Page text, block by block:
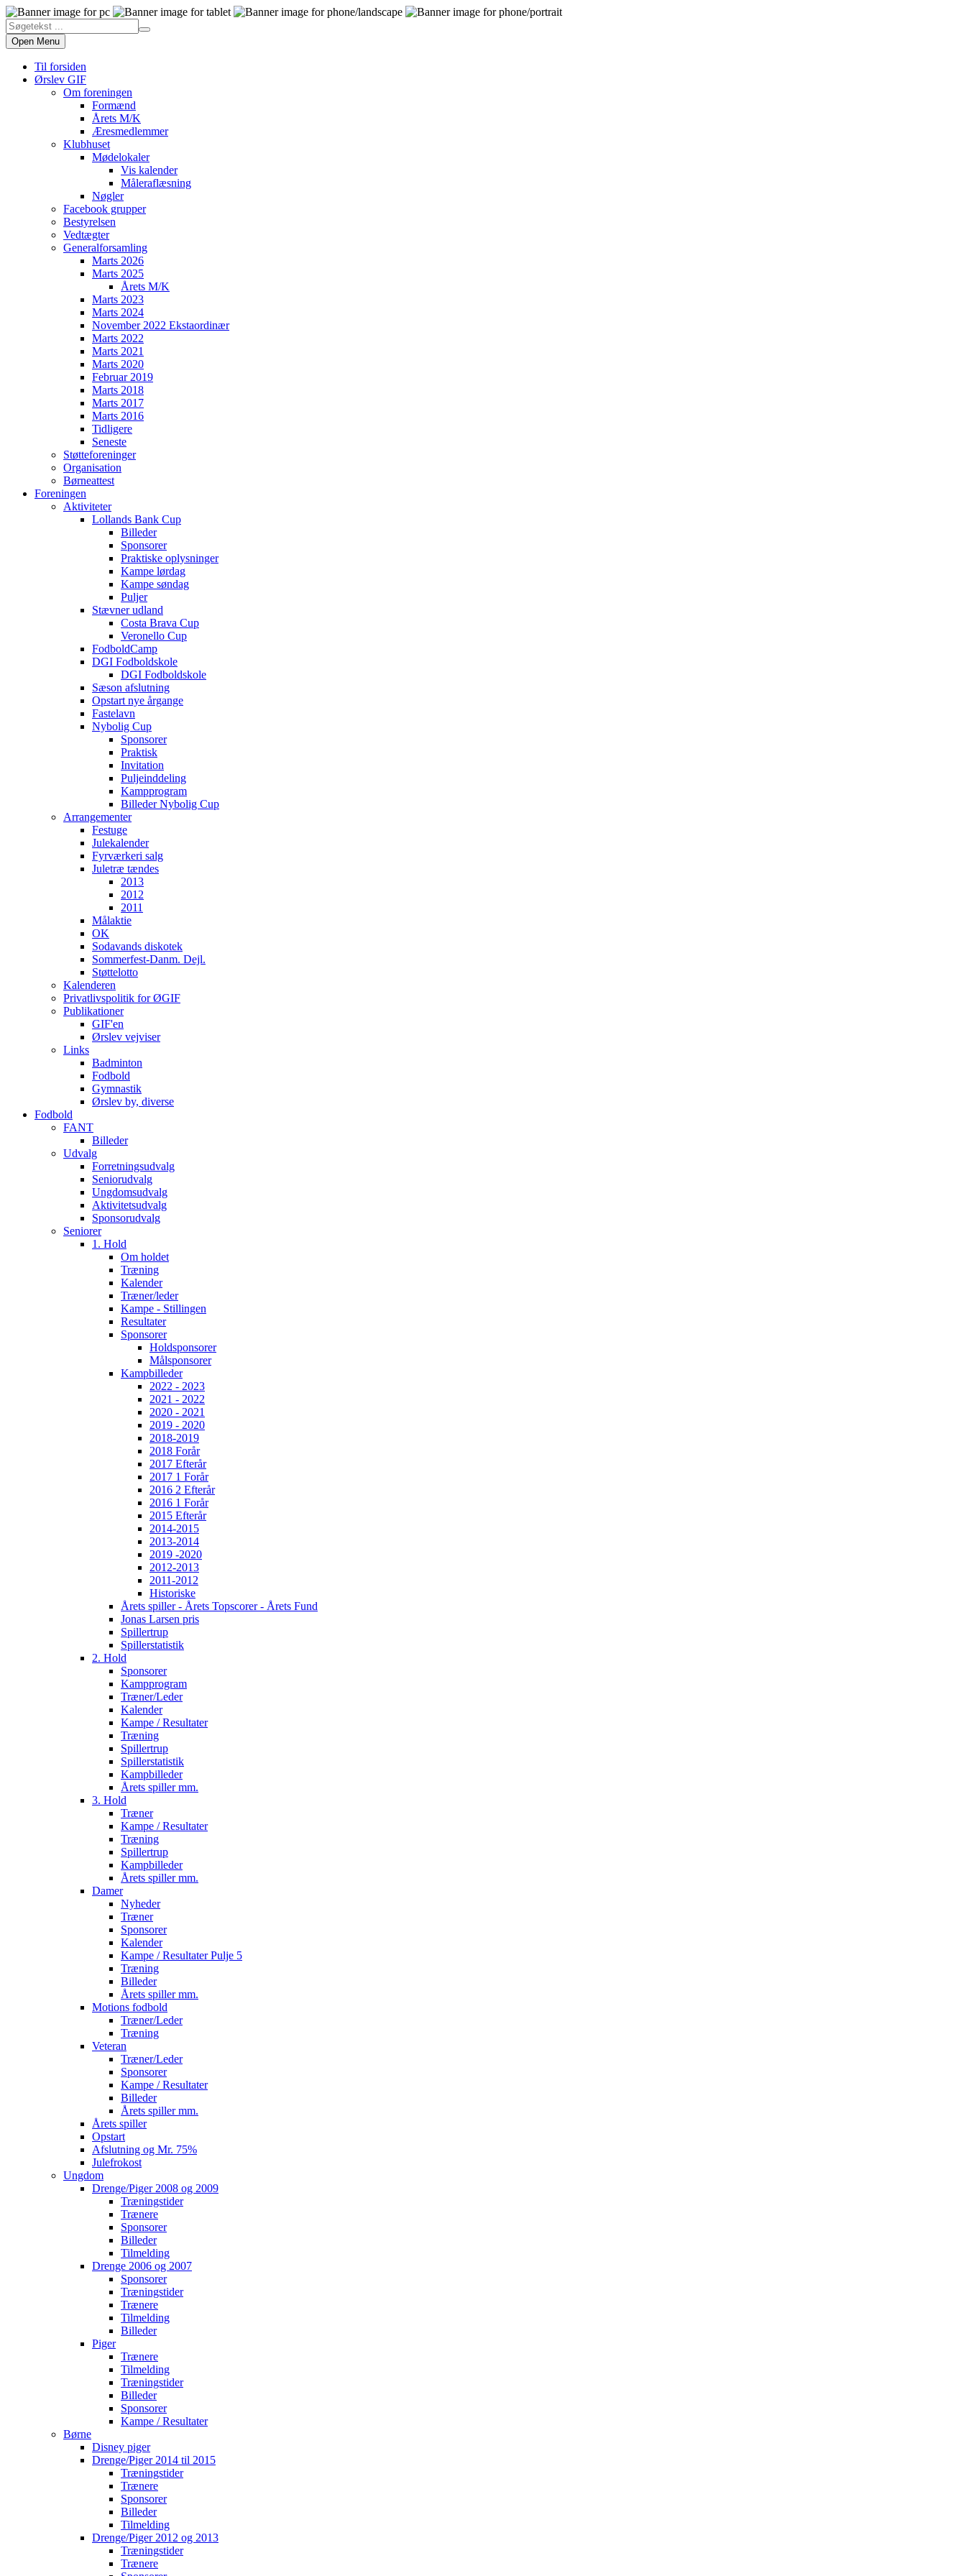
Open Menu
Til forsiden
Ørslev GIF
Om foreningen
Formænd
Årets M/K
Æresmedlemmer
Klubhuset
Mødelokaler
Vis kalender
Måleraflæsning
Nøgler
Facebook grupper
Bestyrelsen
Vedtægter
Generalforsamling
Marts 2026
Marts 2025
Årets M/K
Marts 2023
Marts 2024
November 2022 Ekstaordinær
Marts 2022
Marts 2021
Marts 2020
Februar 2019
Marts 2018
Marts 2017
Marts 2016
Tidligere
Seneste
Støtteforeninger
Organisation
Børneattest
Foreningen
Aktiviteter
Lollands Bank Cup
Billeder
Sponsorer
Praktiske oplysninger
Kampe lørdag
Kampe søndag
Puljer
Stævner udland
Costa Brava Cup
Veronello Cup
FodboldCamp
DGI Fodboldskole
DGI Fodboldskole
Sæson afslutning
Opstart nye årgange
Fastelavn
Nybolig Cup
Sponsorer
Praktisk
Invitation
Puljeinddeling
Kampprogram
Billeder Nybolig Cup
Arrangementer
Festuge
Julekalender
Fyrværkeri salg
Juletræ tændes
2013
2012
2011
Målaktie
OK
Sodavands diskotek
Sommerfest-Danm. Dejl.
Støttelotto
Kalenderen
Privatlivspolitik for ØGIF
Publikationer
GIF'en
Ørslev vejviser
Links
Badminton
Fodbold
Gymnastik
Ørslev by, diverse
Fodbold
FANT
Billeder
Udvalg
Forretningsudvalg
Seniorudvalg
Ungdomsudvalg
Aktivitetsudvalg
Sponsorudvalg
Seniorer
1. Hold
Om holdet
Træning
Kalender
Træner/leder
Kampe - Stillingen
Resultater
Sponsorer
Holdsponsorer
Målsponsorer
Kampbilleder
2022 - 2023
2021 - 2022
2020 - 2021
2019 - 2020
2018-2019
2018 Forår
2017 Efterår
2017 1 Forår
2016 2 Efterår
2016 1 Forår
2015 Efterår
2014-2015
2013-2014
2019 -2020
2012-2013
2011-2012
Historiske
Årets spiller - Årets Topscorer - Årets Fund
Jonas Larsen pris
Spillertrup
Spillerstatistik
2. Hold
Sponsorer
Kampprogram
Træner/Leder
Kalender
Kampe / Resultater
Træning
Spillertrup
Spillerstatistik
Kampbilleder
Årets spiller mm.
3. Hold
Træner
Kampe / Resultater
Træning
Spillertrup
Kampbilleder
Årets spiller mm.
Damer
Nyheder
Træner
Sponsorer
Kalender
Kampe / Resultater Pulje 5
Træning
Billeder
Årets spiller mm.
Motions fodbold
Træner/Leder
Træning
Veteran
Træner/Leder
Sponsorer
Kampe / Resultater
Billeder
Årets spiller mm.
Årets spiller
Opstart
Afslutning og Mr. 75%
Julefrokost
Ungdom
Drenge/Piger 2008 og 2009
Træningstider
Trænere
Sponsorer
Billeder
Tilmelding
Drenge 2006 og 2007
Sponsorer
Træningstider
Trænere
Tilmelding
Billeder
Piger
Trænere
Tilmelding
Træningstider
Billeder
Sponsorer
Kampe / Resultater
Børne
Disney piger
Drenge/Piger 2014 til 2015
Træningstider
Trænere
Sponsorer
Billeder
Tilmelding
Drenge/Piger 2012 og 2013
Træningstider
Trænere